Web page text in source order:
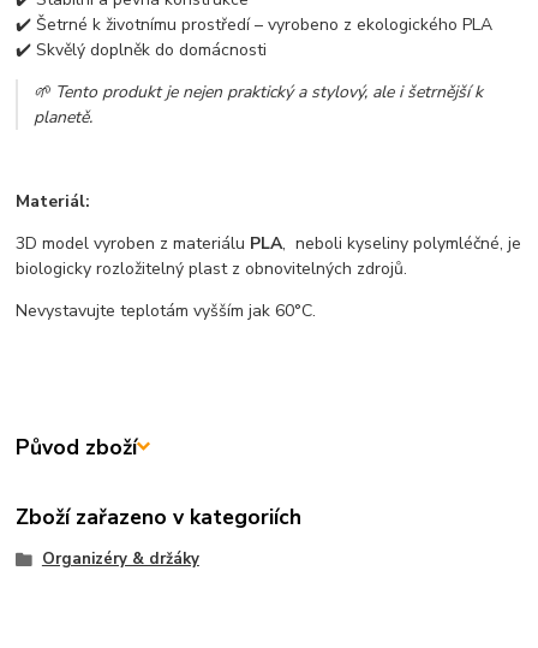
✔️ Šetrné k životnímu prostředí – vyrobeno z ekologického PLA
✔️ Skvělý doplněk do domácnosti
🌱 Tento produkt je nejen praktický a stylový, ale i šetrnější k
planetě.
Materiál:
3D model vyroben z materiálu PLA, neboli kyseliny polymléčné, je
biologicky rozložitelný plast z obnovitelných zdrojů.
Nevystavujte teplotám vyšším jak 60°C.
Původ zboží
Zboží zařazeno v kategoriích
Organizéry & držáky